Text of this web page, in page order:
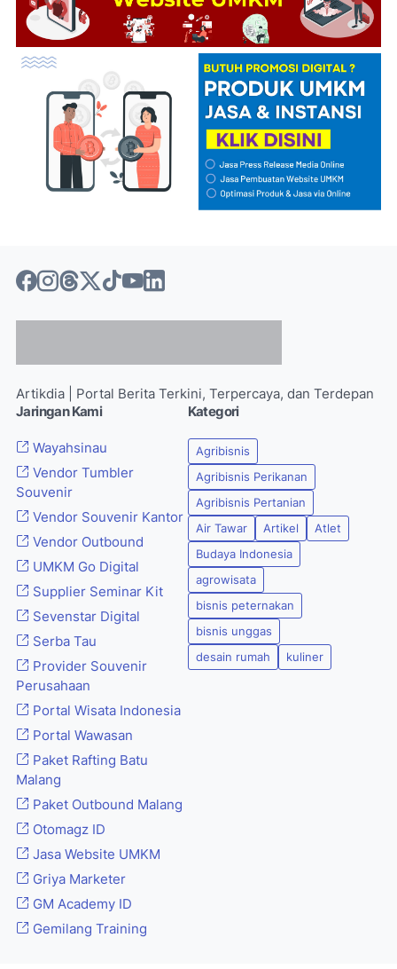
Artikdia | Portal Berita Terkini, Terpercaya, dan Terdepan
Jaringan Kami
Wayahsinau
Vendor Tumbler
Souvenir
Vendor Souvenir Kantor
Vendor Outbound
UMKM Go Digital
Supplier Seminar Kit
Sevenstar Digital
Serba Tau
Provider Souvenir
Perusahaan
Portal Wisata Indonesia
Portal Wawasan
Paket Rafting Batu
Malang
Paket Outbound Malang
Otomagz ID
Jasa Website UMKM
Griya Marketer
GM Academy ID
Gemilang Training
Kategori
Agribisnis
Agribisnis Perikanan
Agribisnis Pertanian
Air Tawar
Artikel
Atlet
Budaya Indonesia
agrowisata
bisnis peternakan
bisnis unggas
desain rumah
kuliner